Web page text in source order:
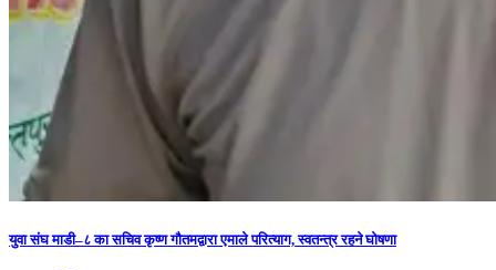
युवा संघ माडी–८ का सचिव कृष्ण गौतमद्वारा एमाले परित्याग, स्वतन्त्र रहने घोषणा